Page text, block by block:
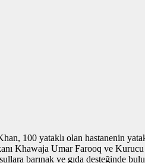
100 yataklı olan hastanenin
Khawaja Umar Farooq ve
barınak ve gıda desteğinde